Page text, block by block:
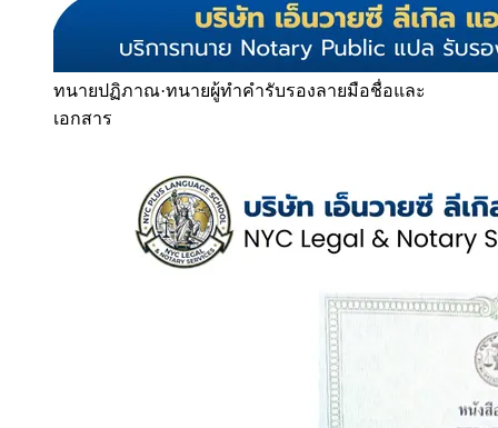
ทนายปฏิภาณ·ทนายผู้ทำคำรับรองลายมือชื่อและ
เอกสาร